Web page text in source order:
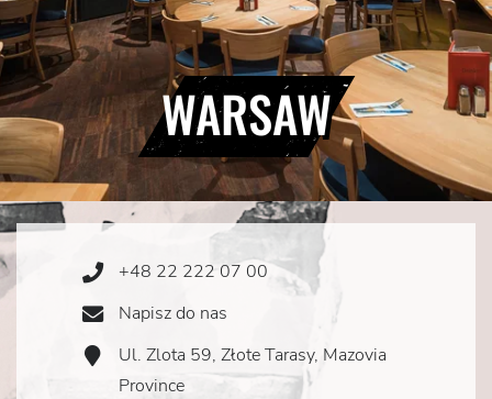
WARSAW
Phone
+48 22 222 07 00
Email
Napisz do nas
Address
Icon
Ul. Zlota 59, Złote Tarasy, Mazovia
Province